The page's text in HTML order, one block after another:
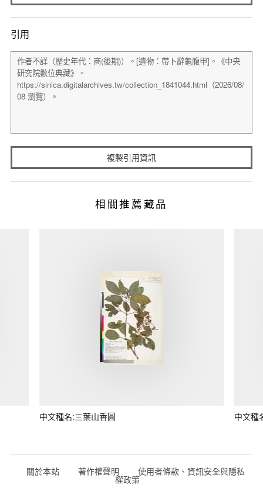
引用
複製引用資訊
相關推薦藏品
中文種名:三葉山香圓 中文種
關於本站 著作權聲明 使用者條款、資訊安全與隱私
權政策